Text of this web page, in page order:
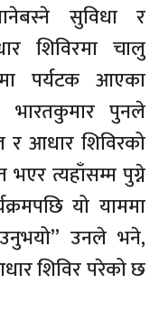
सुविधा र
शिविरमा चालु
पर्यटक आएका
भारतकुमार पुनले
र आधार शिविरको
भएर त्यहाँसम्म पुग्ने
यो याममा
उनले भने,
शिविर परेको छ